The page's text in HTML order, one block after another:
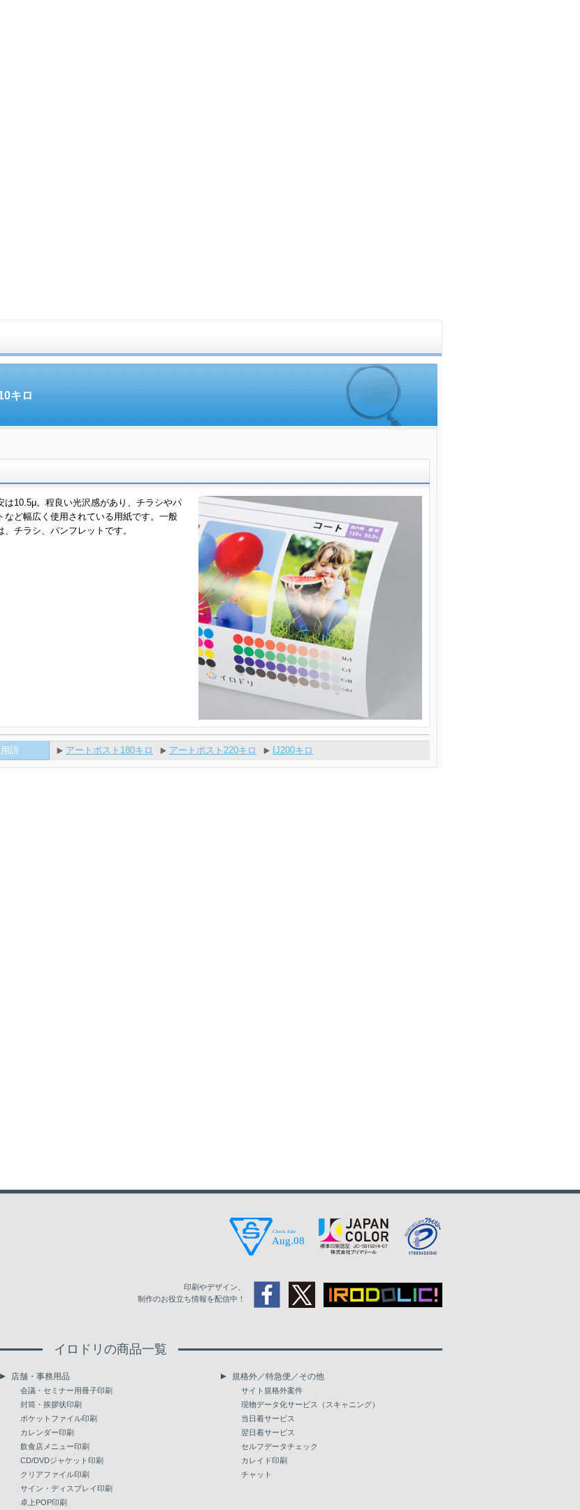
キロ
は10.5μ。程良い光沢感があり、チラシやパ
など幅広く使用されている用紙です。一般
、チラシ、パンフレットです。
語 アートポスト180キロ アートポスト220キロ IJ200キロ
印刷やデザイン、
制作のお役立ち情報を配信中！
イロドリの商品一覧
店舗・事務用品
会議・セミナー用冊子印刷
封筒・挨拶状印刷
ポケットファイル印刷
カレンダー印刷
飲食店メニュー印刷
CD/DVDジャケット印刷
クリアファイル印刷
サイン・ディスプレイ印刷
卓上POP印刷
規格外／特急便／その他
サイト規格外案件
現物データ化サービス（スキャニング）
当日着サービス
翌日着サービス
セルフデータチェック
カレイド印刷
チャット